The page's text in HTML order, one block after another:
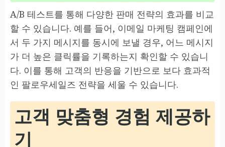
A/B 테스트를 통해 다양한 판매 전략의 효과를 비교
할 수 있습니다. 예를 들어, 이메일 마케팅 캠페인에
서 두 가지 메시지를 동시에 보낼 경우, 어느 메시지
가 더 높은 클릭률을 기록하는지 확인할 수 있습니
다. 이를 통해 고객의 반응을 기반으로 보다 효과적
인 팔로우세일즈 전략을 세울 수 있습니다.
고객 맞춤형 경험 제공하
기